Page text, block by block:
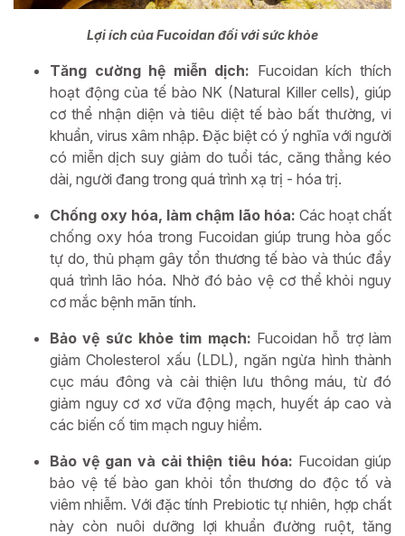
Lợi ích của Fucoidan đối với sức khỏe
Tăng cường hệ miễn dịch: Fucoidan kích thích
hoạt động của tế bào NK (Natural Killer cells), giúp
cơ thể nhận diện và tiêu diệt tế bào bất thường, vi
khuẩn, virus xâm nhập. Đặc biệt có ý nghĩa với người
có miễn dịch suy giảm do tuổi tác, căng thẳng kéo
dài, người đang trong quá trình xạ trị - hóa trị.
Chống oxy hóa, làm chậm lão hóa: Các hoạt chất
chống oxy hóa trong Fucoidan giúp trung hòa gốc
tự do, thủ phạm gây tổn thương tế bào và thúc đẩy
quá trình lão hóa. Nhờ đó bảo vệ cơ thể khỏi nguy
cơ mắc bệnh mãn tính.
Bảo vệ sức khỏe tim mạch: Fucoidan hỗ trợ làm
giảm Cholesterol xấu (LDL), ngăn ngừa hình thành
cục máu đông và cải thiện lưu thông máu, từ đó
giảm nguy cơ xơ vữa động mạch, huyết áp cao và
các biến cố tim mạch nguy hiểm.
Bảo vệ gan và cải thiện tiêu hóa: Fucoidan giúp
bảo vệ tế bào gan khỏi tổn thương do độc tố và
viêm nhiễm. Với đặc tính Prebiotic tự nhiên, hợp chất
này còn nuôi dưỡng lợi khuẩn đường ruột, tăng